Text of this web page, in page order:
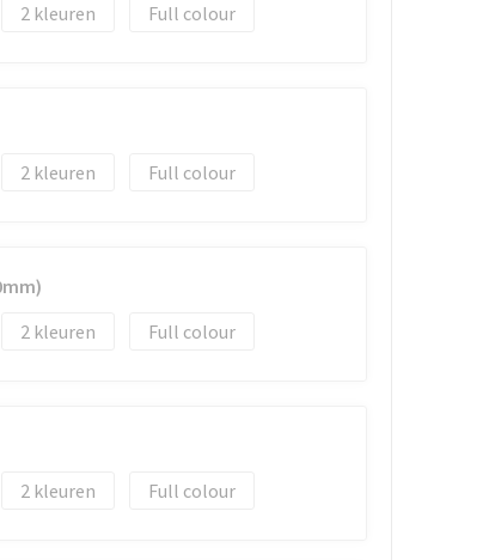
2 Full colour
2 Full colour
2 Full colour
2 Full colour